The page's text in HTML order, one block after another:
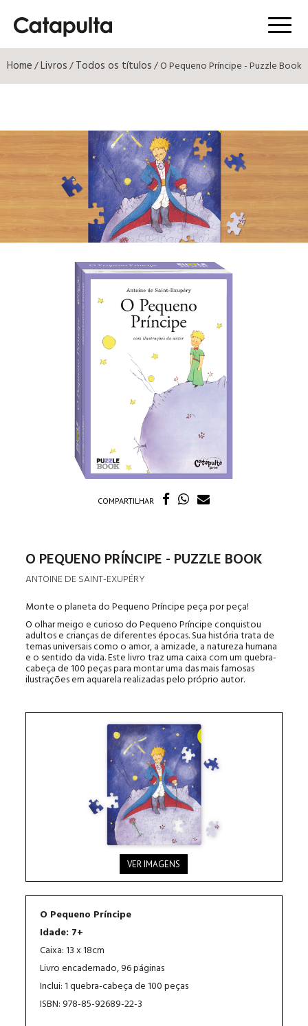
Menú
Home/Livros/Todos os títulos/ O Pequeno Príncipe - Puzzle Book
COMPARTILHAR
O PEQUENO PRÍNCIPE - PUZZLE BOOK
ANTOINE DE SAINT-EXUPÉRY
Monte o planeta do Pequeno Príncipe peça por peça!
O olhar meigo e curioso do Pequeno Príncipe conquistou
adultos e crianças de diferentes épocas. Sua história trata de
temas universais como o amor, a amizade, a natureza humana
e o sentido da vida. Este livro traz uma caixa com um quebra-
cabeça de 100 peças para montar uma das mais famosas
ilustrações em aquarela realizadas pelo próprio autor.
VER IMAGENS
O Pequeno Príncipe
Idade: 7+
Caixa: 13 x 18cm
Livro encadernado, 96 páginas
Inclui: 1 quebra-cabeça de 100 peças
ISBN: 978-85-92689-22-3